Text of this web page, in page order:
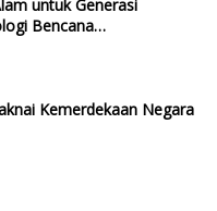
untuk Generasi
Bencana
Pasca Tragedi
Kemerdekaan Negara